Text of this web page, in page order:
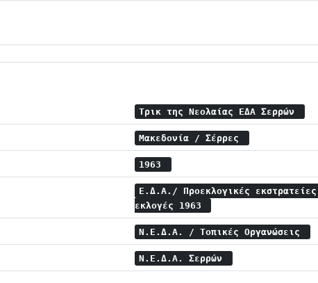
Τρικ της Νεολαίας ΕΔΑ Σερρών
Μακεδονία / Σέρρες
1963
Ε.Δ.Α./ Προεκλογικές εκστρατείες
εκλογές 1963
Ν.Ε.Δ.Α. / Τοπικές Οργανώσεις
Ν.Ε.Δ.Α. Σερρών